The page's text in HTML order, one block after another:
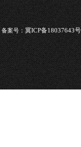
备案号：冀ICP备18037643